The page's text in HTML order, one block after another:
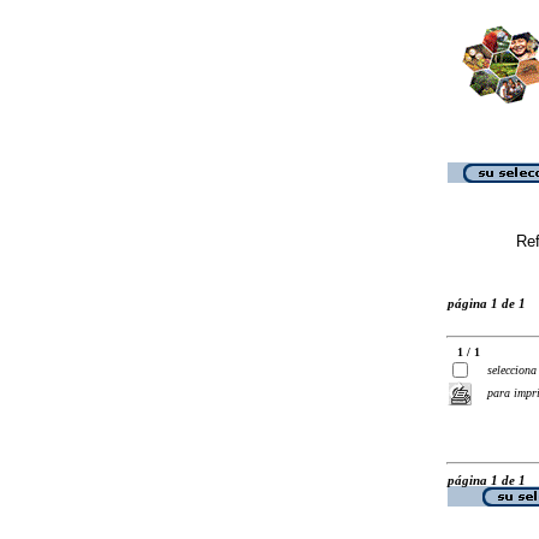
página 1 de 1
1 / 1
selecciona
para
página 1 de 1